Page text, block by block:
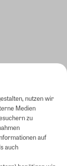
nutzen wir
Medien
zu
auf
auch